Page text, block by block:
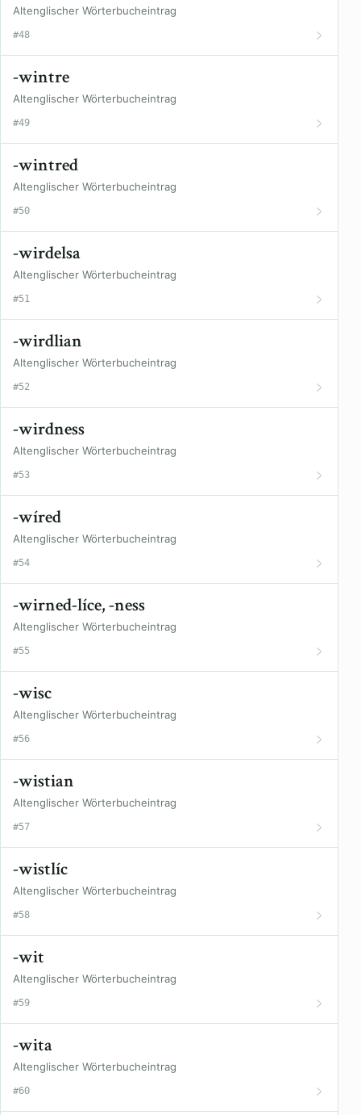
Altenglischer Wörterbucheintrag
#48
-wintre
Altenglischer Wörterbucheintrag
#49
-wintred
Altenglischer Wörterbucheintrag
#50
-wirdelsa
Altenglischer Wörterbucheintrag
#51
-wirdlian
Altenglischer Wörterbucheintrag
#52
-wirdness
Altenglischer Wörterbucheintrag
#53
-wíred
Altenglischer Wörterbucheintrag
#54
-wirned-líce, -ness
Altenglischer Wörterbucheintrag
#55
-wisc
Altenglischer Wörterbucheintrag
#56
-wistian
Altenglischer Wörterbucheintrag
#57
-wistlíc
Altenglischer Wörterbucheintrag
#58
-wit
Altenglischer Wörterbucheintrag
#59
-wita
Altenglischer Wörterbucheintrag
#60